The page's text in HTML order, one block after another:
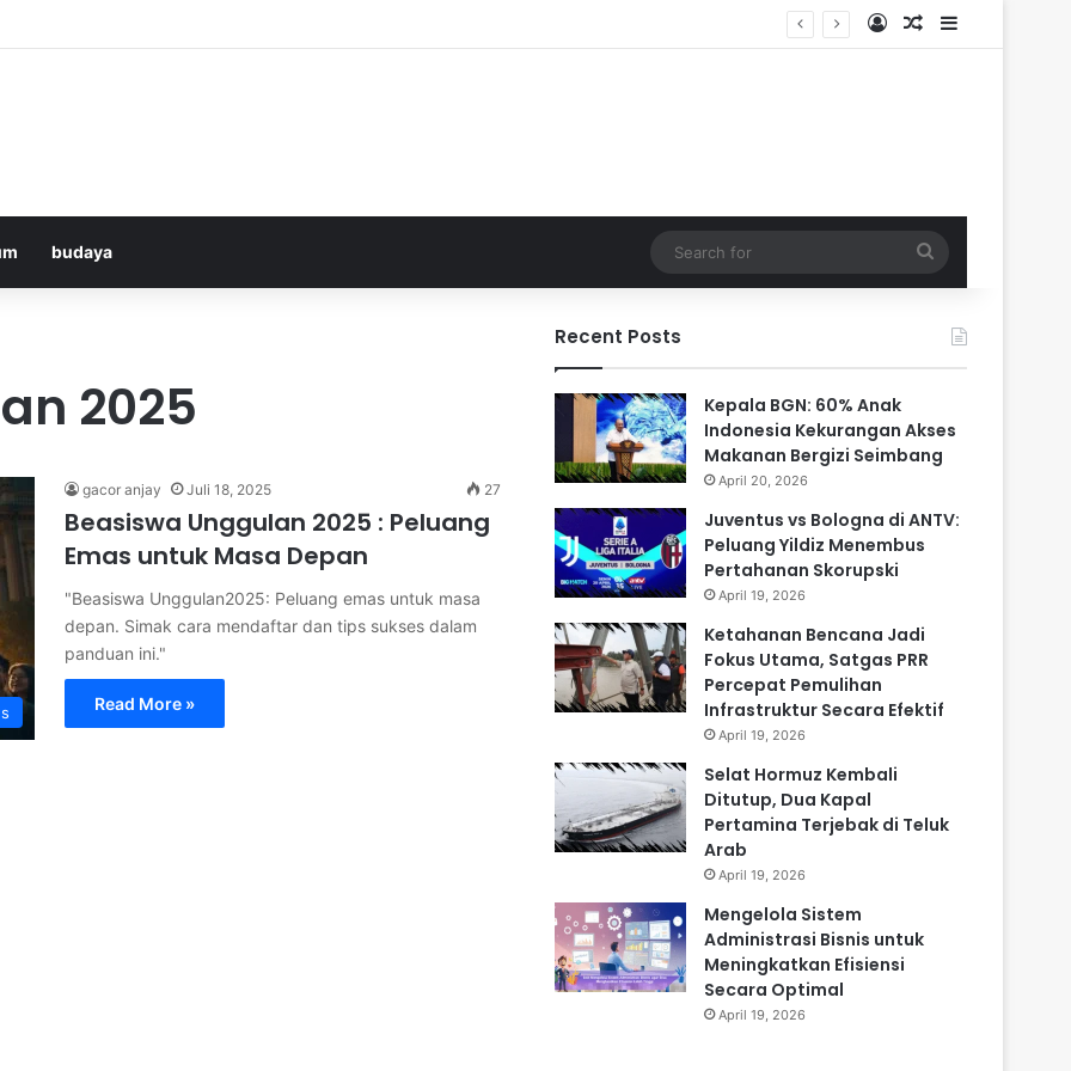
Log InRandom Article
Sidebar
budaya
for
2025
gacor anjay Juli 18, 2025 27
Beasiswa Unggulan 2025 : Peluang
Emas untuk Masa Depan
"Beasiswa Unggulan2025: Peluang emas untuk masa
depan. Simak cara mendaftar dan tips sukses dalam
panduan ini."
Read More »
Recent Posts
Kepala BGN: 60% Anak
Indonesia Kekurangan Akses
Makanan Bergizi Seimbang
April 20, 2026
Juventus vs Bologna di ANTV:
Peluang Yildiz Menembus
Pertahanan Skorupski
April 19, 2026
Ketahanan Bencana Jadi
Fokus Utama, Satgas PRR
Percepat Pemulihan
Infrastruktur Secara Efektif
April 19, 2026
Selat Hormuz Kembali
Ditutup, Dua Kapal
Pertamina Terjebak di Teluk
Arab
April 19, 2026
Mengelola Sistem
Administrasi Bisnis untuk
Meningkatkan Efisiensi
Secara Optimal
April 19, 2026